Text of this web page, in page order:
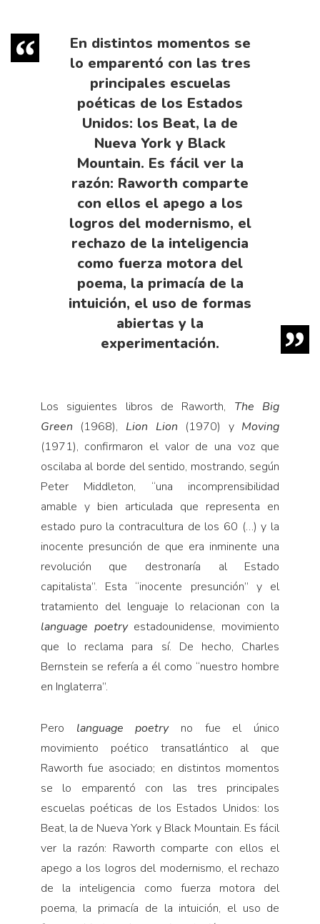
En distintos momentos se
lo emparentó con las tres
principales escuelas
poéticas de los Estados
Unidos: los Beat, la de
Nueva York y Black
Mountain. Es fácil ver la
razón: Raworth comparte
con ellos el apego a los
logros del modernismo, el
rechazo de la inteligencia
como fuerza motora del
poema, la primacía de la
intuición, el uso de formas
abiertas y la
experimentación.
Los siguientes libros de Raworth, The Big
Green (1968), Lion Lion (1970) y Moving
(1971), confirmaron el valor de una voz que
oscilaba al borde del sentido, mostrando, según
Peter Middleton, “una incomprensibilidad
amable y bien articulada que representa en
estado puro la contracultura de los 60 (…) y la
inocente presunción de que era inminente una
revolución que destronaría al Estado
capitalista”. Esta “inocente presunción” y el
tratamiento del lenguaje lo relacionan con la
language poetry estadounidense, movimiento
que lo reclama para sí. De hecho, Charles
Bernstein se refería a él como “nuestro hombre
en Inglaterra”.
Pero language poetry no fue el único
movimiento poético transatlántico al que
Raworth fue asociado; en distintos momentos
se lo emparentó con las tres principales
escuelas poéticas de los Estados Unidos: los
Beat, la de Nueva York y Black Mountain. Es fácil
ver la razón: Raworth comparte con ellos el
apego a los logros del modernismo, el rechazo
de la inteligencia como fuerza motora del
poema, la primacía de la intuición, el uso de